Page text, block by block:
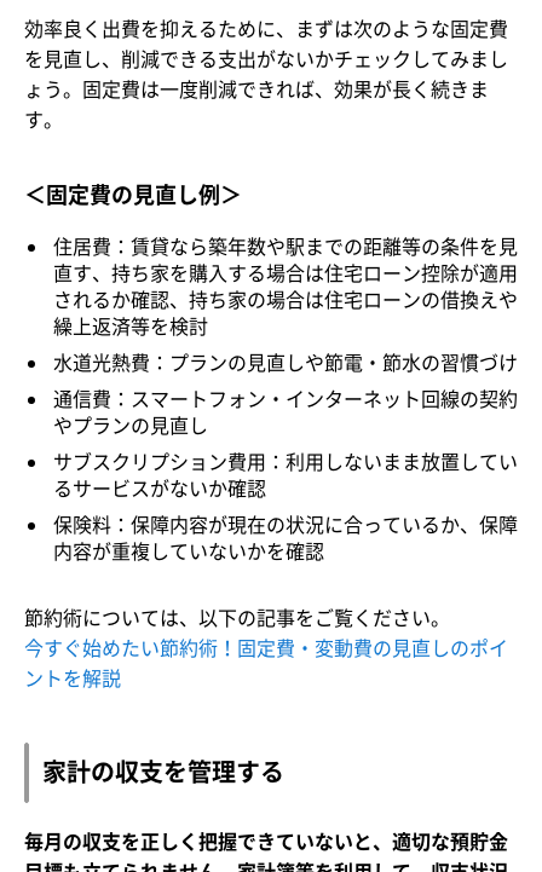
効率良く出費を抑えるために、まずは次のような固定費
を見直し、削減できる支出がないかチェックしてみまし
ょう。固定費は一度削減できれば、効果が長く続きま
す。
＜固定費の見直し例＞
住居費：賃貸なら築年数や駅までの距離等の条件を見
直す、持ち家を購入する場合は住宅ローン控除が適用
されるか確認、持ち家の場合は住宅ローンの借換えや
繰上返済等を検討
水道光熱費：プランの見直しや節電・節水の習慣づけ
通信費：スマートフォン・インターネット回線の契約
やプランの見直し
サブスクリプション費用：利用しないまま放置してい
るサービスがないか確認
保険料：保障内容が現在の状況に合っているか、保障
内容が重複していないかを確認
節約術については、以下の記事をご覧ください。
今すぐ始めたい節約術！固定費・変動費の見直しのポイ
ントを解説
家計の収支を管理する
毎月の収支を正しく把握できていないと、適切な預貯金